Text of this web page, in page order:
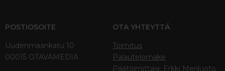
POSTIOSOITE
Uudenmaankatu 10
00015 OTAVAMEDIA
OTA YHTEYTTÄ
Toimitus
Palautelomake
Päätoimittaja: Erkki Meriluoto